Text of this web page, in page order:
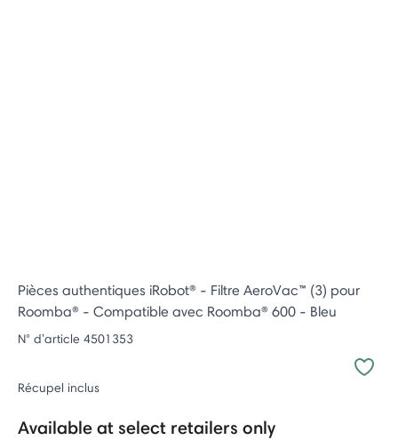
Pièces authentiques iRobot® - Filtre AeroVac™ (3) pour
Roomba® - Compatible avec Roomba® 600 - Bleu
N° d’article 4501353
Récupel inclus
Available at select retailers only